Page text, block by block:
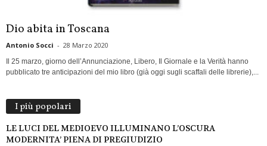
Dio abita in Toscana
Antonio Socci - 28 Marzo 2020
Il 25 marzo, giorno dell’Annunciazione, Libero, Il Giornale e la Verità hanno
pubblicato tre anticipazioni del mio libro (già oggi sugli scaffali delle librerie),...
I più popolari
LE LUCI DEL MEDIOEVO ILLUMINANO L’OSCURA
MODERNITA’ PIENA DI PREGIUDIZIO